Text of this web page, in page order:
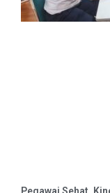
Pegawai Sehat,